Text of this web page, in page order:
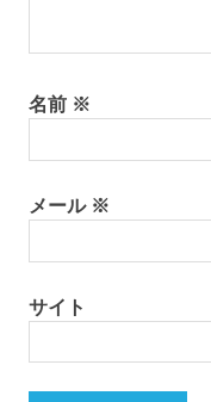
名前 ※
メール ※
サイト